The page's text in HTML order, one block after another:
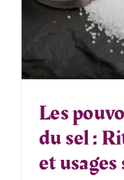
Les
du sel :
et usages